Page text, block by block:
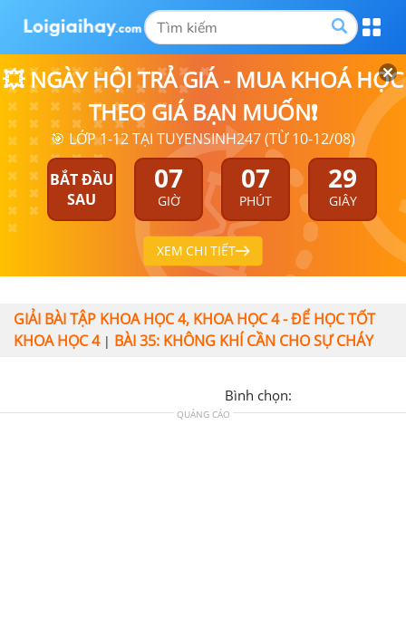
💥 NGÀY HỘI TRẢ GIÁ - MUA KHOÁ HỌC
THEO GIÁ BẠN MUỐN❗
🎯 LỚP 1-12 TẠI TUYENSINH247 (TỪ 10-12/08)
BẮT ĐẦU
SAU
07
GIỜ
07
PHÚT
29
GIÂY
XEM CHI TIẾT
GIẢI BÀI TẬP KHOA HỌC 4, KHOA HỌC 4 - ĐỂ HỌC TỐT
KHOA HỌC 4| BÀI 35: KHÔNG KHÍ CẦN CHO SỰ CHÁY
Bình chọn:
QUẢNG CÁO